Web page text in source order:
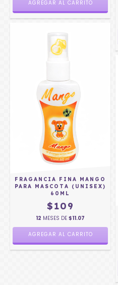
FRAGANCIA FINA MANGO
PARA MASCOTA (UNISEX)
60ML
$109
12 MESES DE $11.07